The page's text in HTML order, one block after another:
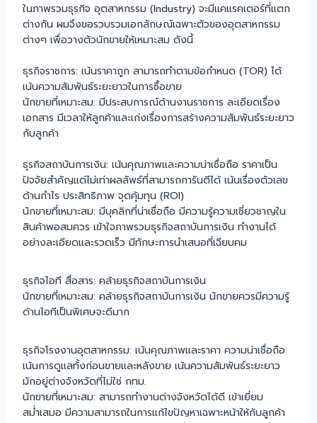
ในภาพรวมธุรกิจ อุตสาหกรรม (Industry) จะมีแคแรคเตอร์ที่แตก
ต่างกัน ผมจึงขอรวบรวมเอกลักษณ์เฉพาะตัวของอุตสาหกรรม
ต่างๆ เพื่อวางตัวนักขายให้เหมาะสม ดังนี้
ธุรกิจราชการ: เน้นราคาถูก สามารถทำตามข้อกำหนด (TOR) ได้
เน้นความสัมพันธ์ระยะยาวในการซื้อขาย
นักขายที่เหมาะสม: มีประสบการณ์ด้านงานราชการ ละเอียดเรื่อง
เอกสาร มีเวลาให้ลูกค้าและเก่งเรื่องการสร้างความสัมพันธ์ระยะยาว
กับลูกค้า
ธุรกิจสถาบันการเงิน: เน้นคุณภาพและความน่าเชื่อถือ ราคาเป็น
ปัจจัยสำคัญแต่ไม่เท่าผลลัพธ์ที่สามารถการันตีได้ เน้นเรื่องตัวเลข
ด้านกำไร ประสิทธิภาพ จุดคุ้มทุน (ROI)
นักขายที่เหมาะสม: มีบุคลิกที่น่าเชื่อถือ มีความรู้ความเชี่ยวชาญใน
สินค้าพอสมควร เข้าใจภาพรวมธุรกิจสถาบันการเงิน ทำงานได้
อย่างละเอียดและรวดเร็ว มีทักษะการนำเสนอที่เฉียบคม
ธุรกิจไอที สื่อสาร: คล้ายธุรกิจสถาบันการเงิน
นักขายที่เหมาะสม: คล้ายธุรกิจสถาบันการเงิน นักขายควรมีความรู้
ด้านไอทีเป็นพิเศษจะดีมาก
ธุรกิจโรงงานอุตสาหกรรม: เน้นคุณภาพและราคา ความน่าเชื่อถือ
เน้นการดูแลทั้งก่อนขายและหลังขาย เน้นความสัมพันธ์ระยะยาว
มักอยู่ต่างจังหวัดที่ไม่ใช่ กทม.
นักขายที่เหมาะสม: สามารถทำงานต่างจังหวัดได้ดี เข้าเยี่ยม
สม่ำเสมอ มีความสามารถในการแก้ไขปัญหาเฉพาะหน้าให้กับลูกค้า